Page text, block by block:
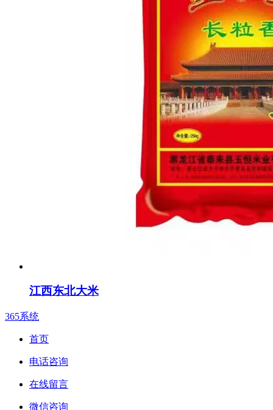
江西东北大米
365系统
首页
电话咨询
在线留言
微信咨询